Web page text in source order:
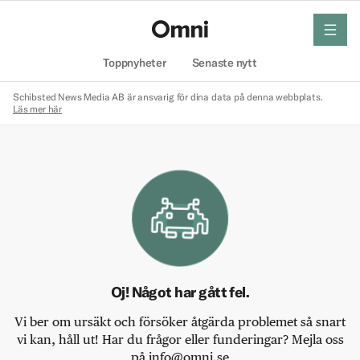
Toppnyheter Senaste nytt
meny
Schibsted News Media AB är ansvarig för dina data på denna webbplats.
Läs mer här
Oj! Något har gått fel.
Vi ber om ursäkt och försöker åtgärda problemet så snart
vi kan, håll ut! Har du frågor eller funderingar? Mejla oss